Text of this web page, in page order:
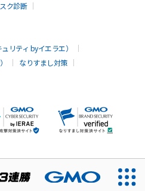
ク診断
リティ byイエラエ）
なりすまし対策